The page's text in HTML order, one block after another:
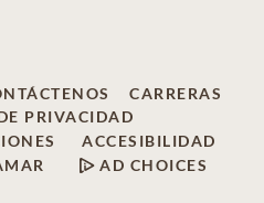
CARRERAS
PRIVACIDAD
ACCESIBILIDAD
AD CHOICES